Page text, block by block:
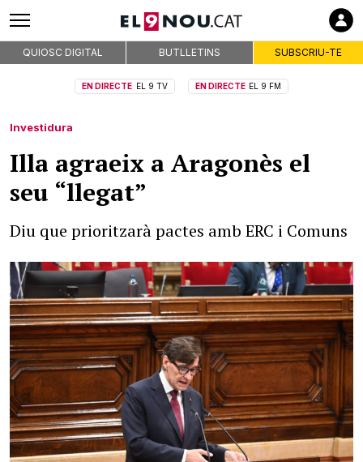
QUIOSC DIGITAL BUTLLETINS SUBSCRIU-TE
EN DIRECTE EL 9 TV EN DIRECTE EL 9 FM
Investidura
Illa agraeix a Aragonès el
seu “llegat”
Diu que prioritzarà pactes amb ERC i Comuns